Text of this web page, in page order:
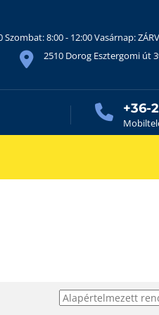
8:00 - 12:00 Vasárnap:
2510 Dorog Esztergomi út
+36-